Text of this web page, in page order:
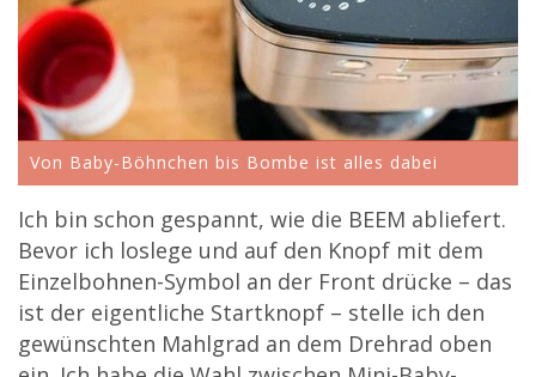
Von Baby-Böhnchen bis Bombe ist alles dabei
Ich bin schon gespannt, wie die BEEM abliefert.
Bevor ich loslege und auf den Knopf mit dem
Einzelbohnen-Symbol an der Front drücke – das
ist der eigentliche Startknopf – stelle ich den
gewünschten Mahlgrad an dem Drehrad oben